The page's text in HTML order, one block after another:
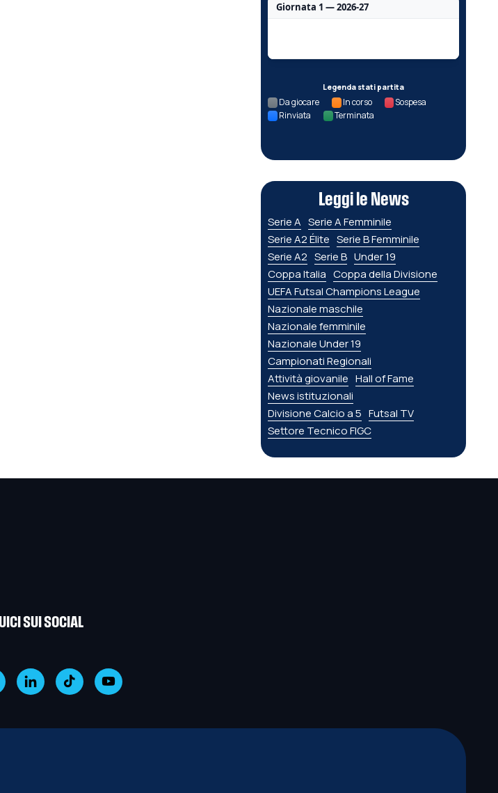
Giornata 1 — 2026-27
Legenda stati partita
Da giocare In corso
Sospesa
Rinviata
Terminata
Leggi le News
Serie A Serie A Femminile
Serie A2 Élite Serie B Femminile
Serie A2 Serie B Under 19
Coppa Italia Coppa della Divisione
UEFA Futsal Champions League
Nazionale maschile
Nazionale femminile
Nazionale Under 19
Campionati Regionali
Attività giovanile Hall of Fame
News istituzionali
Divisione Calcio a 5 Futsal TV
Settore Tecnico FIGC
SUI SOCIAL